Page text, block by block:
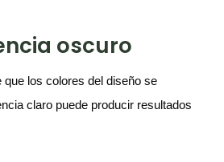
oscuro
los colores del diseño se
claro puede producir resultados